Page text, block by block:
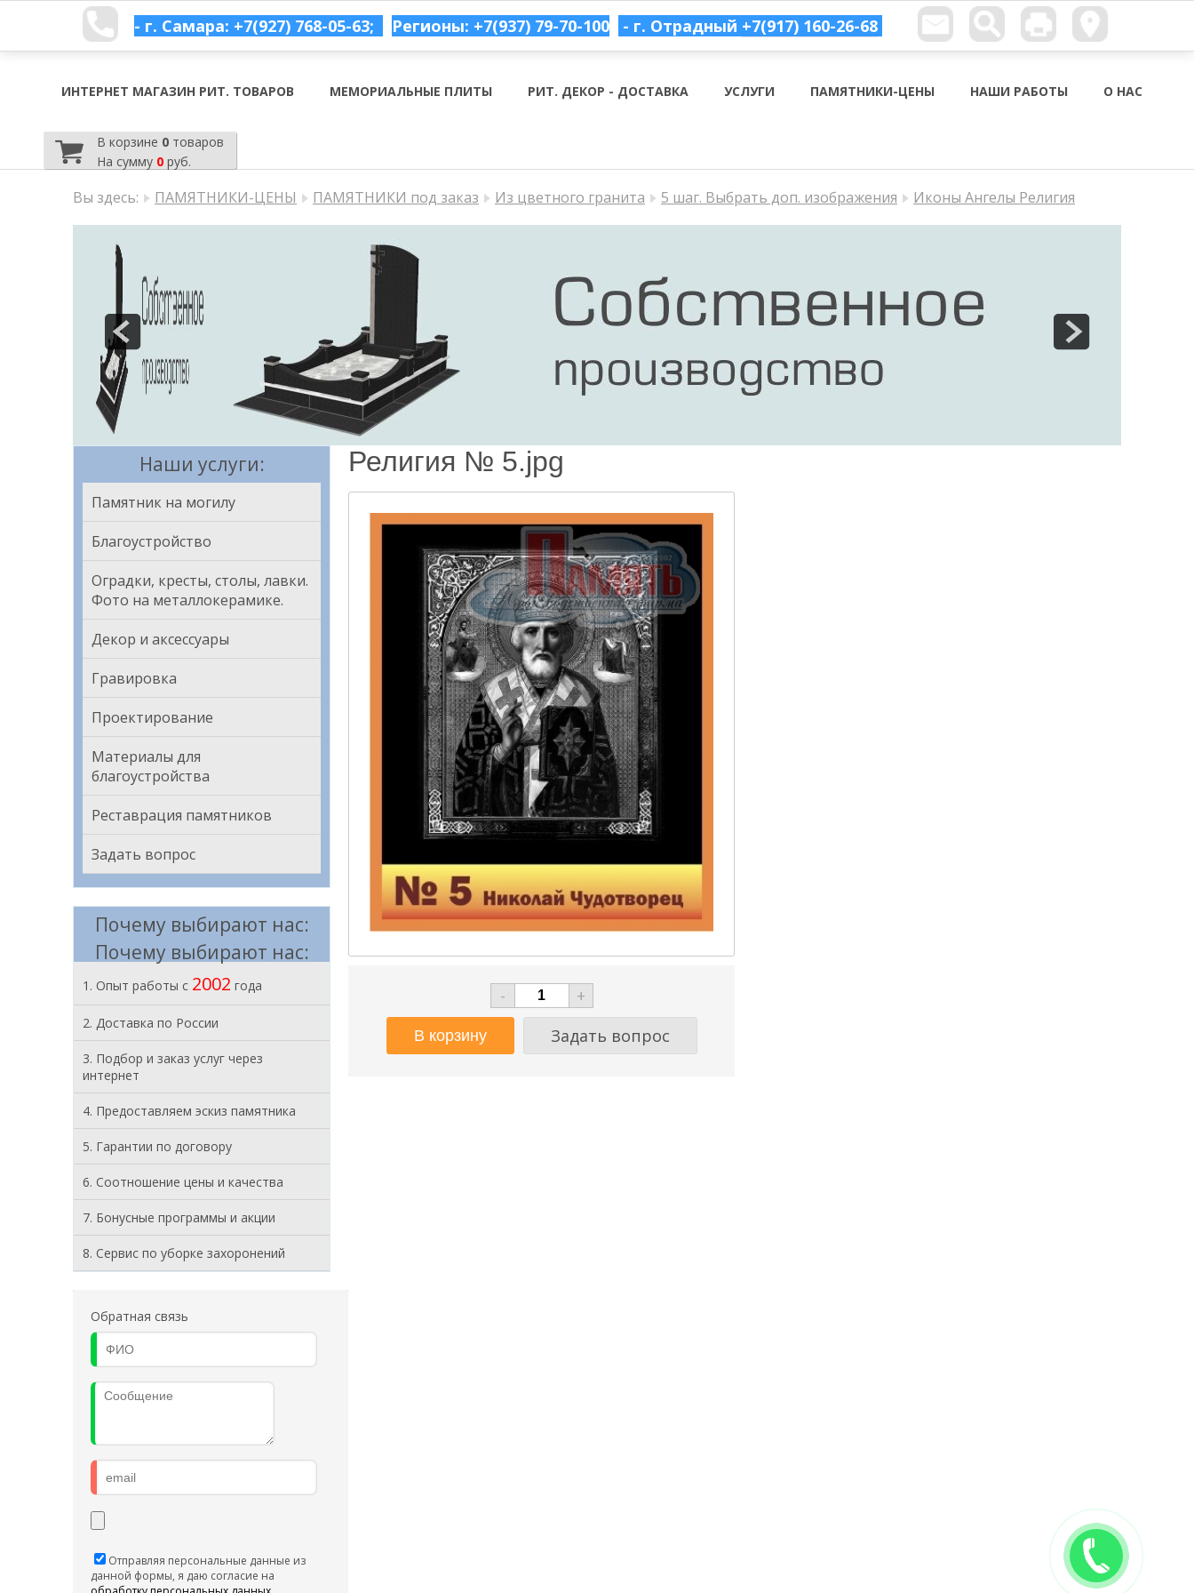
- г. Самара: +7(927) 768-05-63; Регионы: +7(937) 79-70-100 - г. Отрадный +7(917) 160-26-68
ИНТЕРНЕТ МАГАЗИН РИТ. ТОВАРОВ МЕМОРИАЛЬНЫЕ ПЛИТЫ РИТ. ДЕКОР - ДОСТАВКА УСЛУГИ ПАМЯТНИКИ-ЦЕНЫ НАШИ РАБОТЫ О НАС
В корзине 0товаров
На сумму 0руб.
Вы здесь: ПАМЯТНИКИ-ЦЕНЫ ПАМЯТНИКИ под заказ Из цветного гранита 5 шаг. Выбрать доп. изображения Иконы Ангелы Религия
Наши услуги:
Памятник на могилу
Благоустройство
Оградки, кресты, столы, лавки.
Фото на металлокерамике.
Декор и аксессуары
Гравировка
Проектирование
Материалы для
благоустройства
Реставрация памятников
Задать вопрос
Почему выбирают нас:
Почему выбирают нас:
1. Опыт работы с 2002 года
2. Доставка по России
3. Подбор и заказ услуг через
интернет
4. Предоставляем эскиз памятника
5. Гарантии по договору
6. Соотношение цены и качества
7. Бонусные программы и акции
8. Cервис по уборке захоронений
Обратная связь
Отправляя персональные данные из
данной формы, я даю согласие на
Религия № 5.jpg
-
+
Задать вопрос